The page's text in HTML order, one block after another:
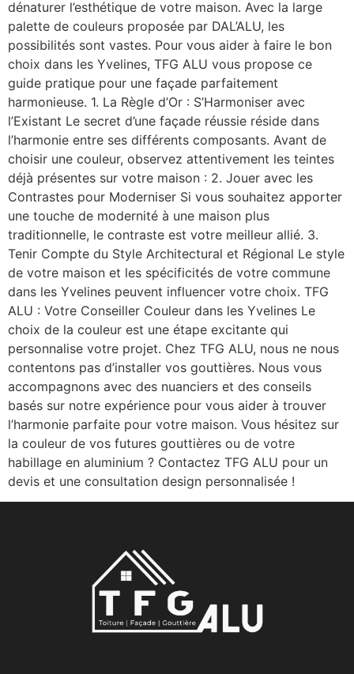
dénaturer l’esthétique de votre maison. Avec la large
palette de couleurs proposée par DAL’ALU, les
possibilités sont vastes. Pour vous aider à faire le bon
choix dans les Yvelines, TFG ALU vous propose ce
guide pratique pour une façade parfaitement
harmonieuse. 1. La Règle d’Or : S’Harmoniser avec
l’Existant Le secret d’une façade réussie réside dans
l’harmonie entre ses différents composants. Avant de
choisir une couleur, observez attentivement les teintes
déjà présentes sur votre maison : 2. Jouer avec les
Contrastes pour Moderniser Si vous souhaitez apporter
une touche de modernité à une maison plus
traditionnelle, le contraste est votre meilleur allié. 3.
Tenir Compte du Style Architectural et Régional Le style
de votre maison et les spécificités de votre commune
dans les Yvelines peuvent influencer votre choix. TFG
ALU : Votre Conseiller Couleur dans les Yvelines Le
choix de la couleur est une étape excitante qui
personnalise votre projet. Chez TFG ALU, nous ne nous
contentons pas d’installer vos gouttières. Nous vous
accompagnons avec des nuanciers et des conseils
basés sur notre expérience pour vous aider à trouver
l’harmonie parfaite pour votre maison. Vous hésitez sur
la couleur de vos futures gouttières ou de votre
habillage en aluminium ? Contactez TFG ALU pour un
devis et une consultation design personnalisée !